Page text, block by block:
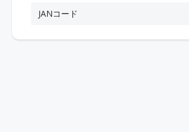
JANコード